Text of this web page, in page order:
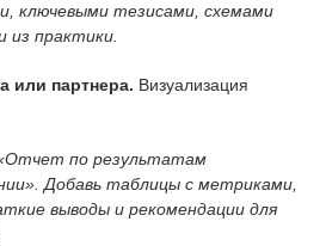
ключевыми тезисами, схемами
из практики.
или партнера. Визуализация
по результатам
Добавь таблицы с метриками,
выводы и рекомендации для